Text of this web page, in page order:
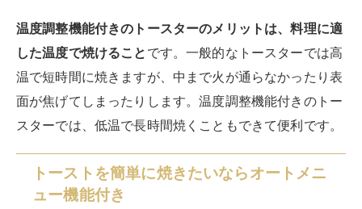
温度調整機能付きのトースターのメリットは、料理に適
した温度で焼けること です。一般的なトースターでは高
温で短時間に焼きますが、中まで火が通らなかったり表
面が焦げてしまったりします。温度調整機能付きのトー
スターでは、低温で長時間焼くこともできて便利です。
トーストを簡単に焼きたいならオートメニ
ュー機能付き